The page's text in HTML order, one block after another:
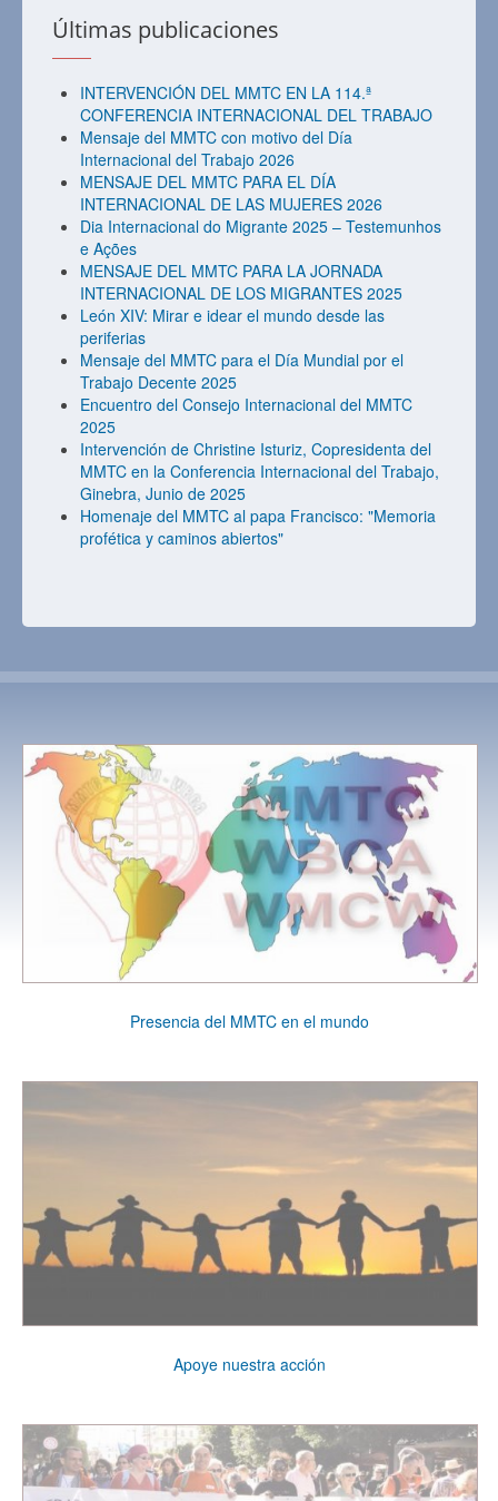
Últimas publicaciones
INTERVENCIÓN DEL MMTC EN LA 114.ª
CONFERENCIA INTERNACIONAL DEL TRABAJO
Mensaje del MMTC con motivo del Día
Internacional del Trabajo 2026
MENSAJE DEL MMTC PARA EL DÍA
INTERNACIONAL DE LAS MUJERES 2026
Dia Internacional do Migrante 2025 – Testemunhos
e Ações
MENSAJE DEL MMTC PARA LA JORNADA
INTERNACIONAL DE LOS MIGRANTES 2025
León XIV: Mirar e idear el mundo desde las
periferias
Mensaje del MMTC para el Día Mundial por el
Trabajo Decente 2025
Encuentro del Consejo Internacional del MMTC
2025
Intervención de Christine Isturiz, Copresidenta del
MMTC en la Conferencia Internacional del Trabajo,
Ginebra, Junio de 2025
Homenaje del MMTC al papa Francisco: "Memoria
profética y caminos abiertos"
Presencia del MMTC en el mundo
Apoye nuestra acción